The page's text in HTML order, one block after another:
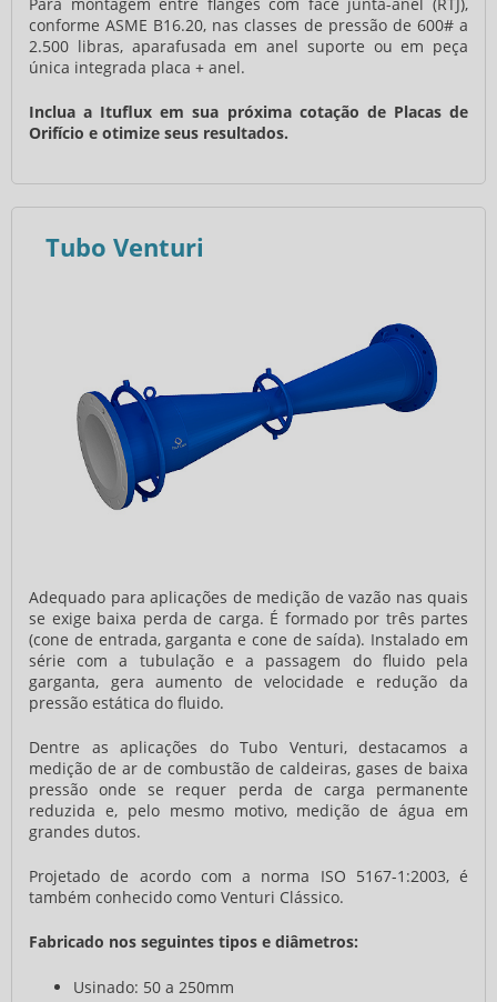
conforme ASME B16.20, nas classes de pressão de 600# a
2.500 libras, aparafusada em anel suporte ou em peça
única integrada placa + anel.
Inclua a Ituflux em sua próxima cotação de Placas de
Orifício e otimize seus resultados.
Tubo Venturi
Adequado para aplicações de medição de vazão nas quais
se exige baixa perda de carga. É formado por três partes
(cone de entrada, garganta e cone de saída). Instalado em
série com a tubulação e a passagem do fluido pela
garganta, gera aumento de velocidade e redução da
pressão estática do fluido.
Dentre as aplicações do Tubo Venturi, destacamos a
medição de ar de combustão de caldeiras, gases de baixa
pressão onde se requer perda de carga permanente
reduzida e, pelo mesmo motivo, medição de água em
grandes dutos.
Projetado de acordo com a norma ISO 5167-1:2003, é
também conhecido como Venturi Clássico.
Fabricado nos seguintes tipos e diâmetros:
Usinado: 50 a 250mm